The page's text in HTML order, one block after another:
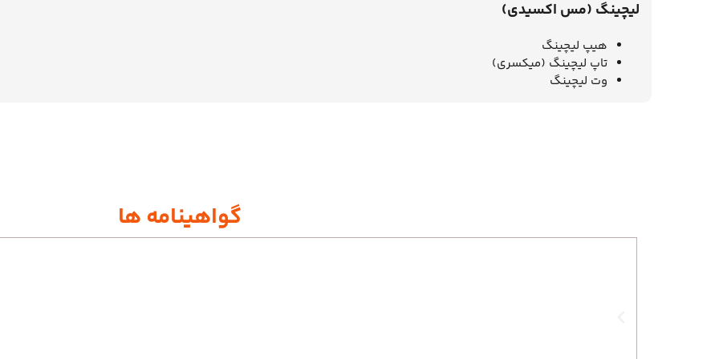
لیچینگ (مس اکسیدی)
هیپ لیچینگ
تاپ لیچینگ (میکسری)
وت لیچینگ
گواهینامه ها